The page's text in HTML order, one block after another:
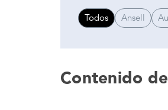
Todos Ansell
Contenido